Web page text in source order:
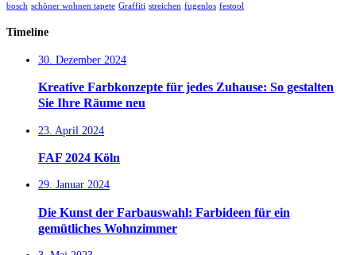
bosch schöner wohnen tapete Graffiti streichen fugenlos festool
Timeline
30. Dezember 2024
Kreative Farbkonzepte für jedes Zuhause: So gestalten
Sie Ihre Räume neu
23. April 2024
FAF 2024 Köln
29. Januar 2024
Die Kunst der Farbauswahl: Farbideen für ein
gemütliches Wohnzimmer